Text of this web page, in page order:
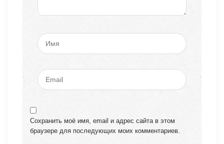
Сохранить моё имя, email и адрес сайта в этом
браузере для последующих моих комментариев.